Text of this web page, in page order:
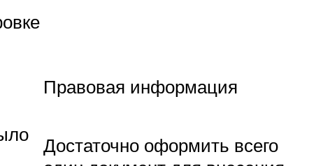
Правовая информация
Достаточно оформить всего